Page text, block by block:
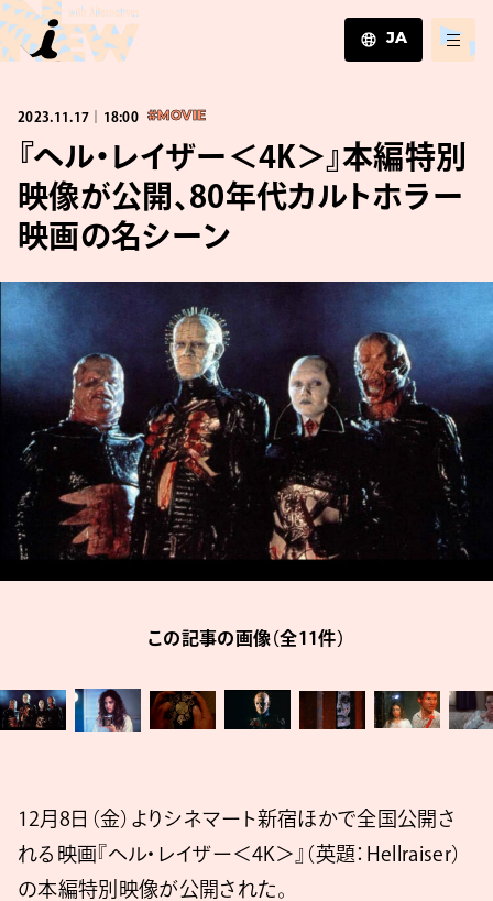
JA
ZH
2023.11.17｜18:00 #MOVIE
『ヘル・レイザー＜4K＞』本編特別
映像が公開、80年代カルトホラー
映画の名シーン
この記事の画像（全11件）
12月8日（金）よりシネマート新宿ほかで全国公開さ
れる映画『ヘル・レイザー＜4K＞』（英題：Hellraiser）
の本編特別映像が公開された。